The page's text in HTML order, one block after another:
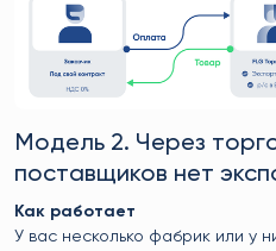
Модель 2. Через
поставщиков нет
Как работает
У вас несколько фабрик или у